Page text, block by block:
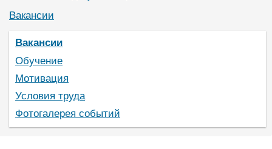
Вакансии
Вакансии
Обучение
Мотивация
Условия труда
Фотогалерея событий